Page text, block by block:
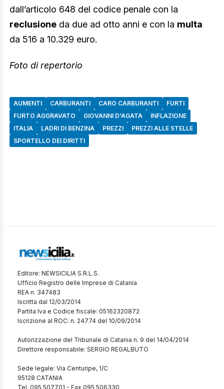
dall’articolo 648 del codice penale con la
reclusione da due ad otto anni e con la multa
da 516 a 10.329 euro.
Foto di repertorio
AUMENTI CARBURANTI CARO CARBURANTI
FURTI
FURTO AGGRAVATO
GIOVANNI D'AGATA
INFLAZIONE
ITALIA
LADRI DI BENZINA PREZZI
PREZZI ALLE STELLE
SPORTELLO DEI DIRITTI
Editore: NEWSICILIA S.R.L.S.
Ufficio Registro delle Imprese di Catania
REA n. 347483
Iscritta dal 12/03/2014
Partita Iva e Codice fiscale: 05162320872
Iscrizione al ROC: n. 24774 del 10/09/2014
Autorizzazione del Tribunale di Catania n. 9 del 14/04/2014
Direttore responsabile: SERGIO REGALBUTO
Sede legale: Via Centuripe, 1/C
95128 CATANIA
Tel. 095 507701 - Fax 095 506330